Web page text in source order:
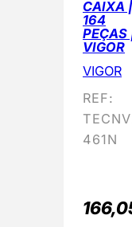
CAIXA |
164
PEÇAS
VIGOR
VIGOR
REF:
461N